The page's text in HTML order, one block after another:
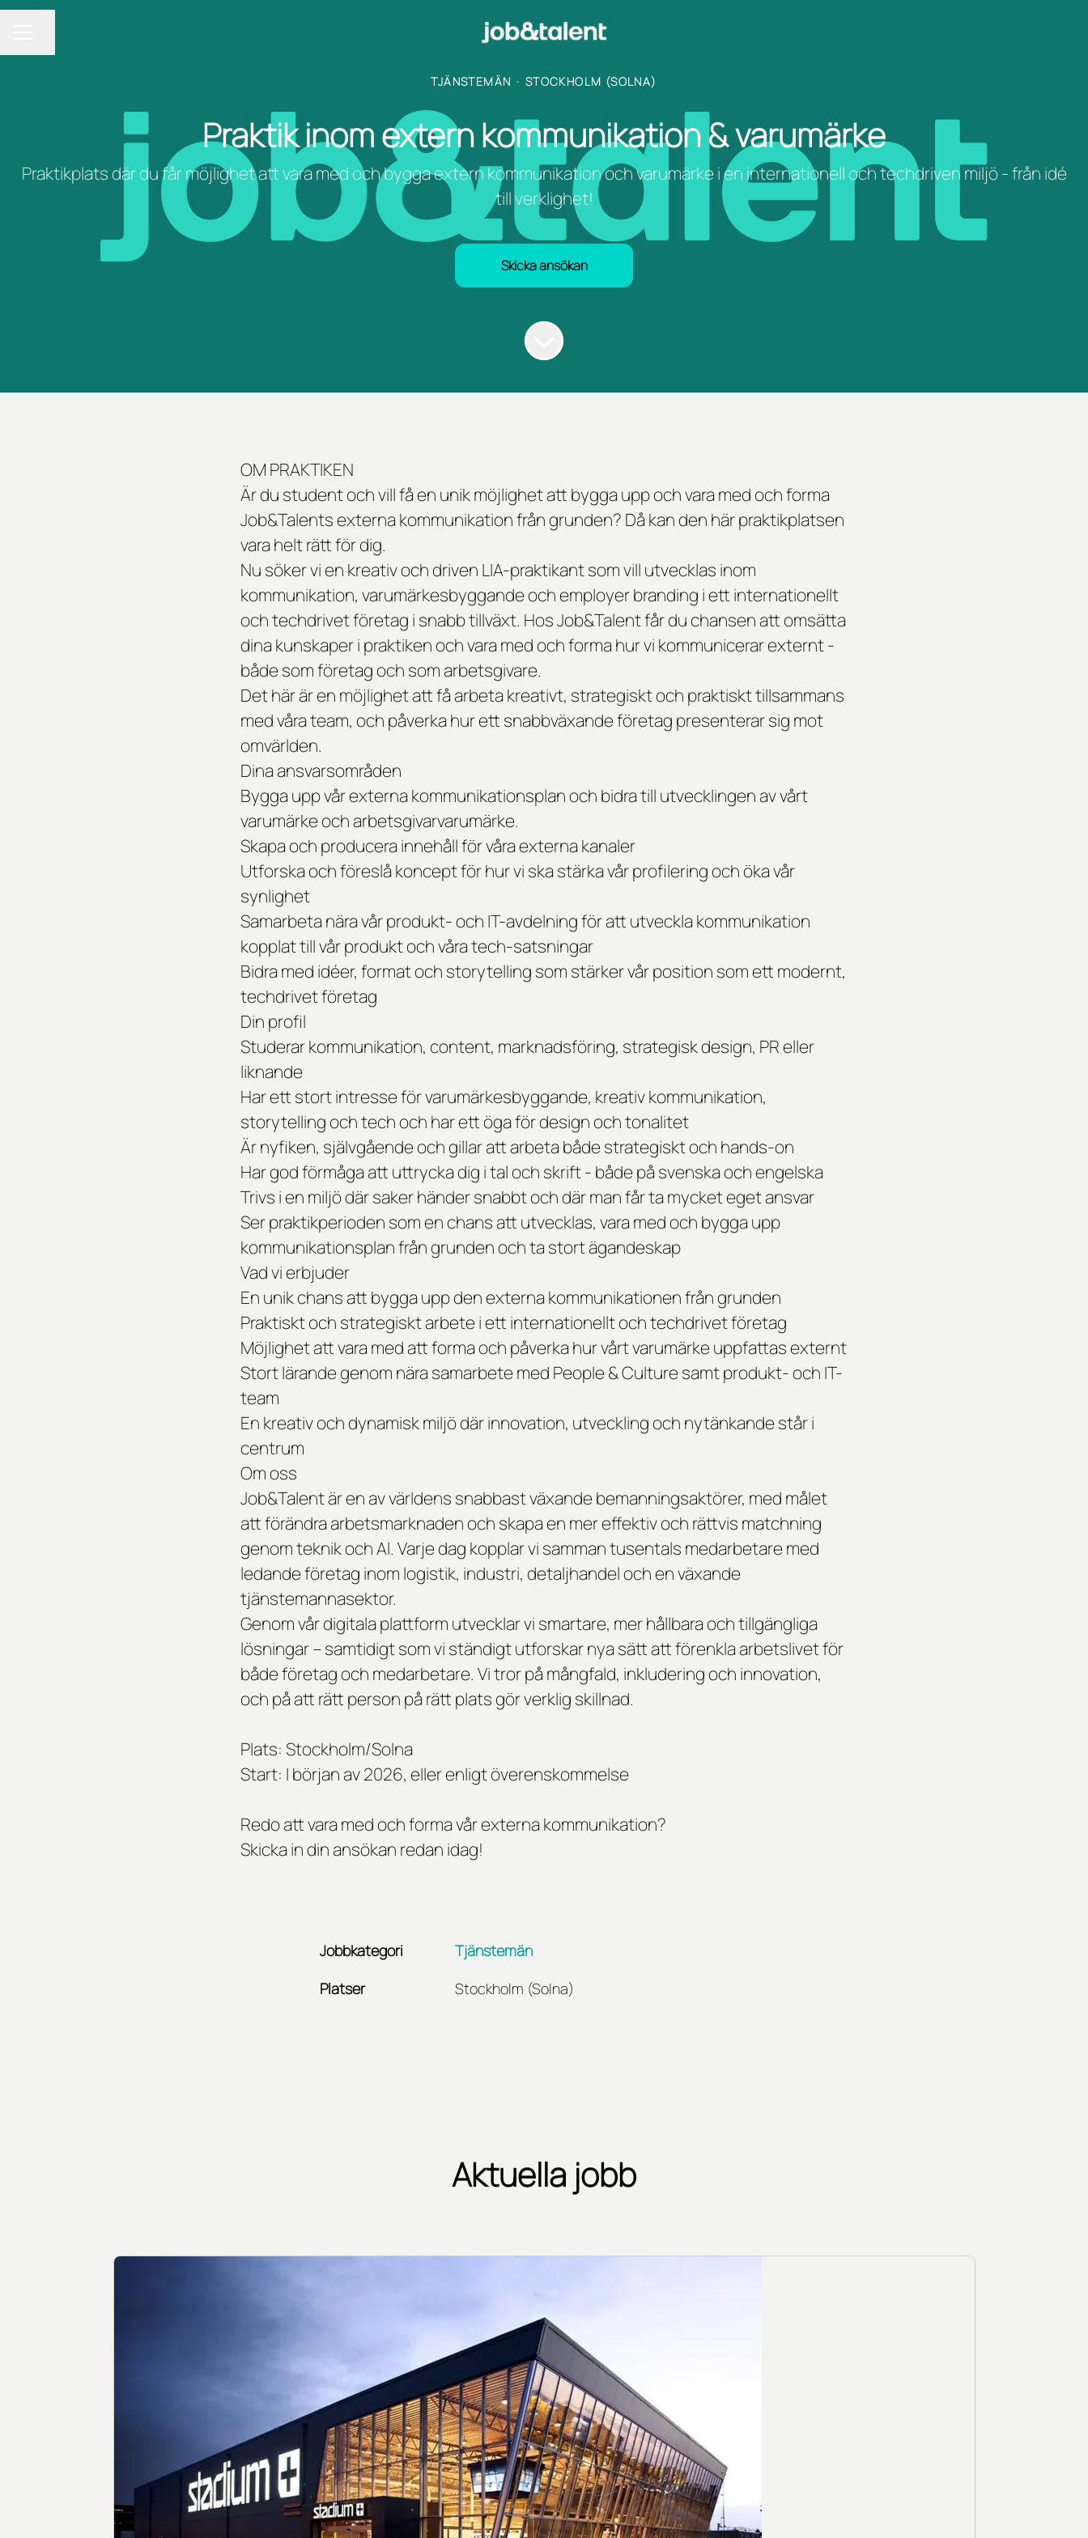
TJÄNSTEMÄN · STOCKHOLM (SOLNA)
Praktik inom extern kommunikation & varumärke
Praktikplats där du får möjlighet att vara med och bygga extern kommunikation och varumärke i en internationell och techdriven miljö - från idé
till verklighet!
Skicka ansökan
OM PRAKTIKEN
Är du student och vill få en unik möjlighet att bygga upp och vara med och forma
Job&Talents externa kommunikation från grunden? Då kan den här praktikplatsen
vara helt rätt för dig.
Nu söker vi en kreativ och driven LIA-praktikant som vill utvecklas inom
kommunikation, varumärkesbyggande och employer branding i ett internationellt
och techdrivet företag i snabb tillväxt. Hos Job&Talent får du chansen att omsätta
dina kunskaper i praktiken och vara med och forma hur vi kommunicerar externt -
både som företag och som arbetsgivare.
Det här är en möjlighet att få arbeta kreativt, strategiskt och praktiskt tillsammans
med våra team, och påverka hur ett snabbväxande företag presenterar sig mot
omvärlden.
Dina ansvarsområden
Bygga upp vår externa kommunikationsplan och bidra till utvecklingen av vårt
varumärke och arbetsgivarvarumärke.
Skapa och producera innehåll för våra externa kanaler
Utforska och föreslå koncept för hur vi ska stärka vår profilering och öka vår
synlighet
Samarbeta nära vår produkt- och IT-avdelning för att utveckla kommunikation
kopplat till vår produkt och våra tech-satsningar
Bidra med idéer, format och storytelling som stärker vår position som ett modernt,
techdrivet företag
Din profil
Studerar kommunikation, content, marknadsföring, strategisk design, PR eller
liknande
Har ett stort intresse för varumärkesbyggande, kreativ kommunikation,
storytelling och tech och har ett öga för design och tonalitet
Är nyfiken, självgående och gillar att arbeta både strategiskt och hands-on
Har god förmåga att uttrycka dig i tal och skrift - både på svenska och engelska
Trivs i en miljö där saker händer snabbt och där man får ta mycket eget ansvar
Ser praktikperioden som en chans att utvecklas, vara med och bygga upp
kommunikationsplan från grunden och ta stort ägandeskap
Vad vi erbjuder
En unik chans att bygga upp den externa kommunikationen från grunden
Praktiskt och strategiskt arbete i ett internationellt och techdrivet företag
Möjlighet att vara med att forma och påverka hur vårt varumärke uppfattas externt
Stort lärande genom nära samarbete med People & Culture samt produkt- och IT-
team
En kreativ och dynamisk miljö där innovation, utveckling och nytänkande står i
centrum
Om oss
Job&Talent är en av världens snabbast växande bemanningsaktörer, med målet
att förändra arbetsmarknaden och skapa en mer effektiv och rättvis matchning
genom teknik och AI. Varje dag kopplar vi samman tusentals medarbetare med
ledande företag inom logistik, industri, detaljhandel och en växande
tjänstemannasektor.
Genom vår digitala plattform utvecklar vi smartare, mer hållbara och tillgängliga
lösningar – samtidigt som vi ständigt utforskar nya sätt att förenkla arbetslivet för
både företag och medarbetare. Vi tror på mångfald, inkludering och innovation,
och på att rätt person på rätt plats gör verklig skillnad.
Plats: Stockholm/Solna
Start: I början av 2026, eller enligt överenskommelse
Redo att vara med och forma vår externa kommunikation?
Skicka in din ansökan redan idag!
Jobbkategori
Tjänstemän
Platser
Stockholm (Solna)
Aktuella jobb